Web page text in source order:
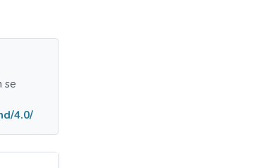
se
4.0/